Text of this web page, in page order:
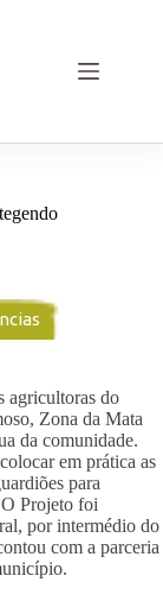
agricultoras do
Zona da Mata
da comunidade.
em prática as
para
O Projeto foi
por intermédio do
com a parceria